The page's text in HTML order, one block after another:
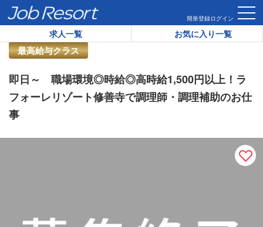
簡単登録ログイン
求人一覧 お気に入り一覧
HOME 求人一覧 即日～ 職場環境◎時給◎高時給1,500円以上
最高給与クラス
リゾートバイト求人番号：
即日～ 職場環境◎時給◎高時給1,500円以上！ラ
フォーレリゾート修善寺で調理師・調理補助のお仕
事